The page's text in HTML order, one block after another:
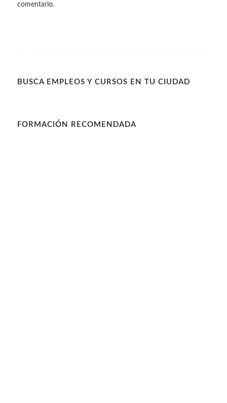
comentario.
BUSCA EMPLEOS Y CURSOS EN TU CIUDAD
FORMACIÓN RECOMENDADA